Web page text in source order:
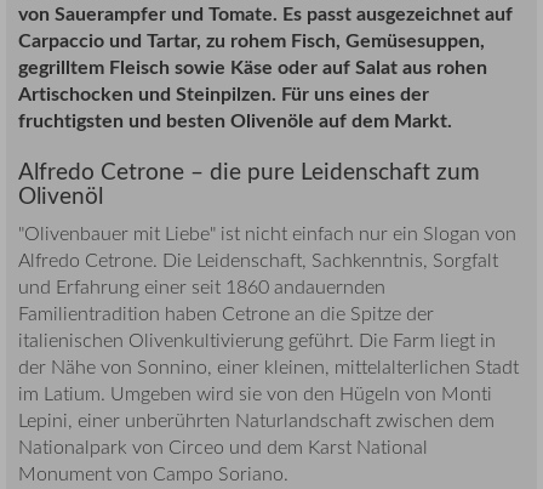
von Sauerampfer und Tomate. Es passt ausgezeichnet auf
Carpaccio und Tartar, zu rohem Fisch, Gemüsesuppen,
gegrilltem Fleisch sowie Käse oder auf Salat aus rohen
Artischocken und Steinpilzen. Für uns eines der
fruchtigsten und besten Olivenöle auf dem Markt.
Alfredo Cetrone – die pure Leidenschaft zum
Olivenöl
"Olivenbauer mit Liebe" ist nicht einfach nur ein Slogan von
Alfredo Cetrone. Die Leidenschaft, Sachkenntnis, Sorgfalt
und Erfahrung einer seit 1860 andauernden
Familientradition haben Cetrone an die Spitze der
italienischen Olivenkultivierung geführt. Die Farm liegt in
der Nähe von Sonnino, einer kleinen, mittelalterlichen Stadt
im Latium. Umgeben wird sie von den Hügeln von Monti
Lepini, einer unberührten Naturlandschaft zwischen dem
Nationalpark von Circeo und dem Karst National
Monument von Campo Soriano.